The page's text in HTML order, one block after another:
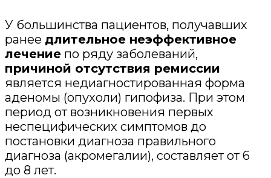
У большинства пациентов, получавших
ранее длительное неэффективное
лечение по ряду заболеваний,
причиной отсутствия ремиссии
является недиагностированная форма
аденомы (опухоли) гипофиза. При этом
период от возникновения первых
неспецифических симптомов до
постановки диагноза правильного
диагноза (акромегалии), составляет от 6
до 8 лет.